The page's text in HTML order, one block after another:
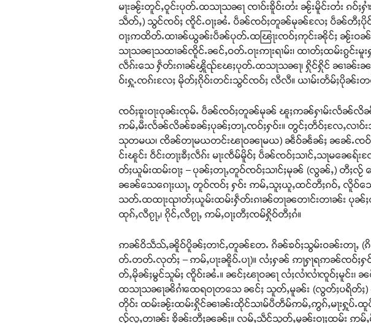
မႃးၼႂ်းတူင်ႇဝူင်းပုတ်ႉထသႃသၼႃ ၸၢဝ်းၶိူဝ်းတႆး ၼႂ်းမိူင်းတႆး ၵဝ်ႈႁ
သဵတ်ႇ) သွင်ၸဝ်ႈ ၸိူင်ႉဝႃႈၼႆႉ ပဵၼ်ၸဝ်ႈတူၼ်မုၼ်လႄႈ ပဵၼ်တီႈပို
ဝႃႈဢထိတ်ႉထၢၼ်ယွၼ်းပဵၼ်ပုတ်ႉထၽြႃးၸဝ်ႈဢုင်းၼိုင်ႈ ၼႂ်းဝၼ်
သႃသၼႃသထၢၼ်ၸိူင်ႉၼင်ႇဝတ်ႉဝႃးဢႃးရၢမ်း၊ ထၢတ်ႈထမ်းၵွင်း
လဵၵ်းသေ ႁဵတ်းၵၢၼ်ၾိူၺ်ၽႄႈပုတ်ႉထသႃသၼႃ၊ ႁိုင်ႁိုင် ၼၢၼ်းၼ
ဝ်းႁူႉၸၵ်းလႄႈ မိုတ်ႈၵိုဝ်းတင်းသွင်ၸဝ်ႈ လီလီ။ ယၢမ်းတႅမ်ႈပိုၼ်
ၸဝ်ႈၶူးဝႃးဝုၼ်းၸုမ်ႉ ပဵၼ်ၸဝ်ႈတူၼ်မုၼ် ၽူႈဢၼ်ႁၢမ်းလႅၼ်လိၼ်ၶၼ်
ဢမ်ႇမီးလႅၼ်လိၼ်ၶၼ်ႈပုၼ်ႈတႃႇၸဝ်ႈႁဝ်း။ တွင်ႈတဵဝ်ႈလႄႇလ
သုတမယ၊ ၸိၼ်တႃမယတင်းၽႃဝၼႃမယ) ၼဵဝ်ၼႅၼ်ႈ ၼၼ်ႉၸဝ်ႈ
င်းၽူင်း ဝဵင်းတႃႈၶီႈလဵၵ်း မႃးၸဵမ်မိူဝ်ႈ ပဵၼ်ၸဝ်ႈသၢင်ႇသႃမၼ
တ်ႈယူမ်းထမ်းဝႃႈ – ပုၼ်ႈတႃႇတူဝ်ၸဝ်ႈသၢင်ႈမုၼ် (လွၼ်ႇ) တီႈလႂ်
ၼၼ်သေၵေႃႈယႃႇ တူဝ်ၸဝ်ႈ ႁဝ်း ဢမ်ႇသူႈယူႇထင်တီႈၵဝ်ႇ လိူဝ်
သတ်ႉထထႃးၺၢတ်ႈယူမ်းထမ်းႁဵတ်းၵၢၼ်တႃၼတၢင်းတၢၼ်း ပုၼ်ႈတ
ထုၵ်ႇလီၵႂႃႇ၊ ၵိုင်ႇလီၵႂႃႇ ဢမ်ႇဝႃႈတီႈၸမ်ႁိုဝ်တီႈၵႆ။
ဢၼ်ဝိသဵသ်ႇၼိူဝ်ပိူၼ်ႈတၢင်ႇတူၼ်တႄႉ ၵိၼ်ၶဝ်ႈသွမ်းဝၼ်းတႃႇ (ၵိၼ်
တ်ႉတတ်ႉလုတ်ႈ – ဢမ်ႇပႃးၼိူဝ်ႉပႃ)။ လႆႈႁၼ် ဢႃႁႃရဢၼ်ၸဝ်ႈႁဝ်
တ်ႇမိုၼ်ႈမွင်သူမ်ႈ ၸိူဝ်းၼႆႉ။ ၼင်ႈၽႃဝၼႃ လႆႈလၢႆလၢႆၸူဝ်ႈမူင်း၊
ထသႃသၼႃၼိၵၢႆထေရဝႃတသေ ၼင်ႈ သူတ်ႇမူၼ်း (လွတ်ႈပရိတ်ႈ)
တိုဝ်း ထမ်းၼႂ်းထမ်းႁိုင်ၼၢၼ်းထိုင်သၢမ်ပီတဵမ်ဢမ်ႇဢွၵ်ႇမႃးႁူပ်ႉ
လႂ်လူႇတၢၼ်း ၶိုၼ်းတီႈၼၼ်ႈ။ လမ်ႇသဵင်သူတ်ႇမူၼ်းဝႃႈထမ်း ဢမ်ႇ